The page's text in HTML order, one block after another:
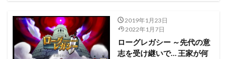
2019年1月23日
2022年1月7日
ローグレガシー ～先代の意
志を受け継いで… 王家が何